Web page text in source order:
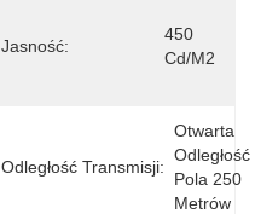
Jasność:
450
Cd/m2
Odległość Transmisji:
Otwarta
Odległość
Pola 250
Metrów